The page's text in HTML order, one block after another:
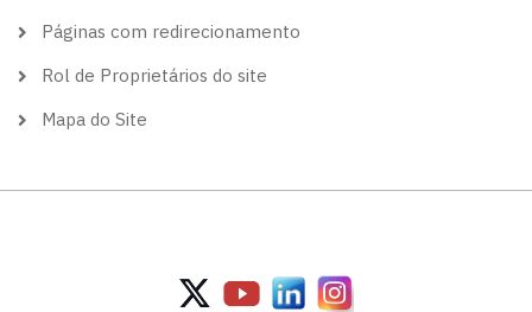
Páginas com redirecionamento
Rol de Proprietários do site
Mapa do Site